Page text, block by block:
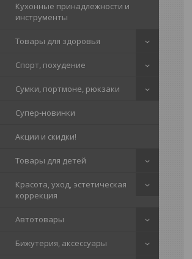
Кухонные принадлежности и
инструменты
Товары для здоровья
Спорт, похудение
Сумки, портмоне, рюкзаки
Супер-новинки
Акции и скидки!
Товары для детей
Красота, уход, эстетическая
коррекция
Автотовары
Бижутерия, аксессуары